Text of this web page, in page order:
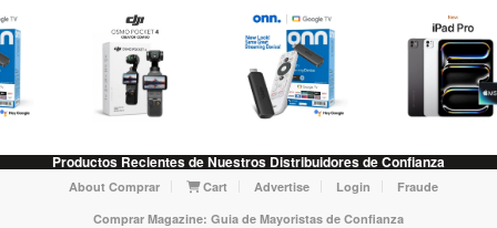
Productos Recientes de Nuestros Distribuidores de Confianza
About Comprar Cart Advertise Login
Fraude
Comprar Magazine: Guia de Mayoristas de Confianza